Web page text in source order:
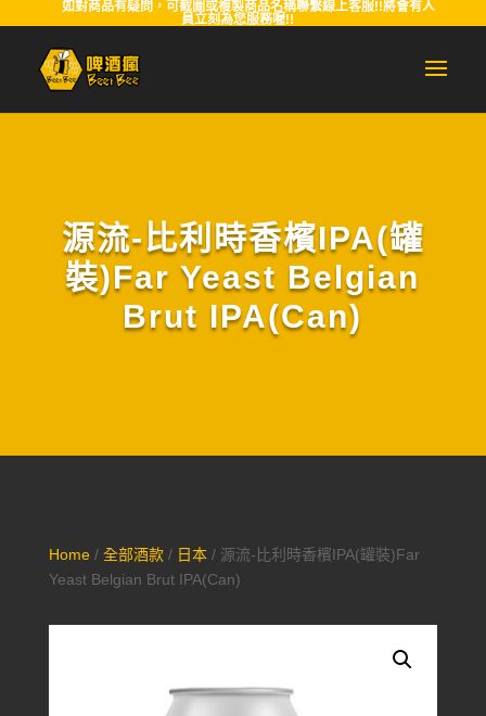
如對商品有疑問，可截圖或複製商品名稱聯繫線上客服!!將會有人
員立刻為您服務喔!!
源流-比利時香檳IPA(罐
裝)Far Yeast Belgian
Brut IPA(Can)
Home/ 全部酒款/ 日本/ 源流-比利時香檳IPA(罐裝)Far
Yeast Belgian Brut IPA(Can)